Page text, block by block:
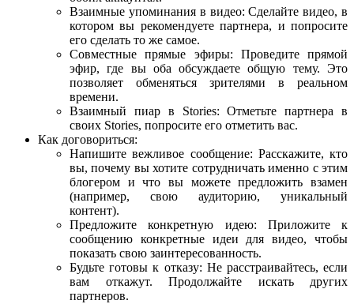
Взаимные упоминания в видео: Сделайте видео, в
котором вы рекомендуете партнера, и попросите
его сделать то же самое.
Совместные прямые эфиры: Проведите прямой
эфир, где вы оба обсуждаете общую тему. Это
позволяет обменяться зрителями в реальном
времени.
Взаимный пиар в Stories: Отметьте партнера в
своих Stories, попросите его отметить вас.
Как договориться:
Напишите вежливое сообщение: Расскажите, кто
вы, почему вы хотите сотрудничать именно с этим
блогером и что вы можете предложить взамен
(например, свою аудиторию, уникальный
контент).
Предложите конкретную идею: Приложите к
сообщению конкретные идеи для видео, чтобы
показать свою заинтересованность.
Будьте готовы к отказу: Не расстраивайтесь, если
вам откажут. Продолжайте искать других
партнеров.